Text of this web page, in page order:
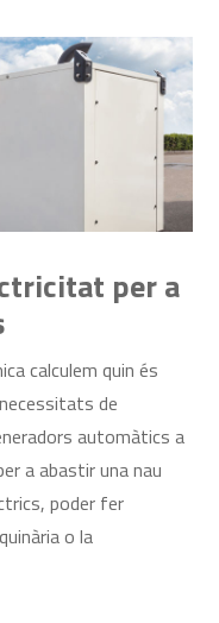
per a
calculem quin és
de
automàtics a
a abastir una nau
poder fer
o la